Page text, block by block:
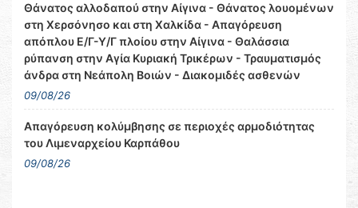
Θάνατος αλλοδαπού στην Αίγινα - Θάνατος λουομένων
στη Χερσόνησο και στη Χαλκίδα - Απαγόρευση
απόπλου Ε/Γ-Υ/Γ πλοίου στην Αίγινα - Θαλάσσια
ρύπανση στην Αγία Κυριακή Τρικέρων - Τραυματισμός
άνδρα στη Νεάπολη Βοιών - Διακομιδές ασθενών
09/08/26
Απαγόρευση κολύμβησης σε περιοχές αρμοδιότητας
του Λιμεναρχείου Καρπάθου
09/08/26